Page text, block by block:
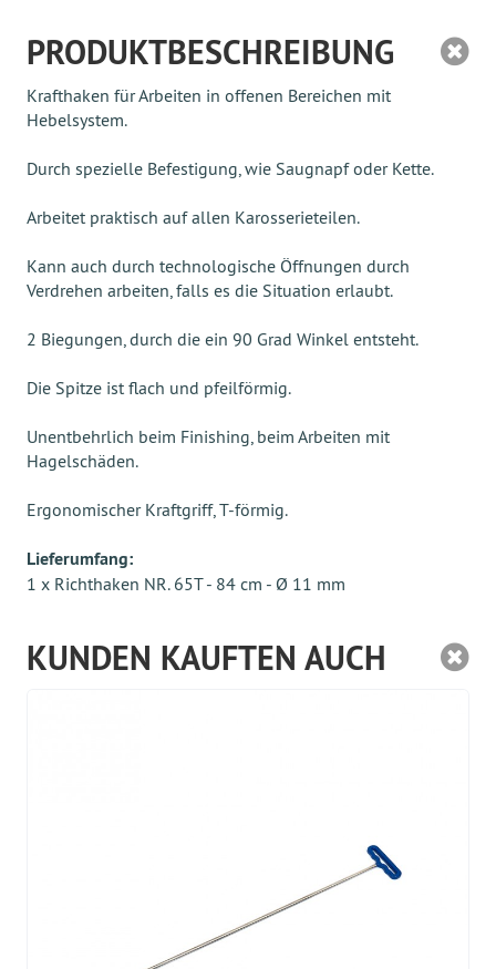
PRODUKTBESCHREIBUNG
Krafthaken für Arbeiten in offenen Bereichen mit
Hebelsystem.
Durch spezielle Befestigung, wie Saugnapf oder Kette.
Arbeitet praktisch auf allen Karosserieteilen.
Kann auch durch technologische Öffnungen durch
Verdrehen arbeiten, falls es die Situation erlaubt.
2 Biegungen, durch die ein 90 Grad Winkel entsteht.
Die Spitze ist flach und pfeilförmig.
Unentbehrlich beim Finishing, beim Arbeiten mit
Hagelschäden.
Ergonomischer Kraftgriff, T-förmig.
Lieferumfang:
1 x Richthaken NR. 65T - 84 cm - Ø 11 mm
KUNDEN KAUFTEN AUCH